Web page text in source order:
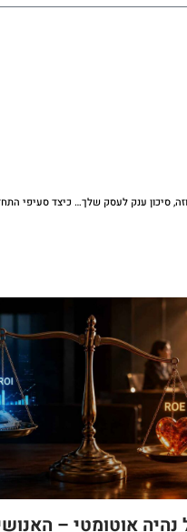
סיכון ענק לעסק שלך… כיצד סעיפי
אוטומטי –